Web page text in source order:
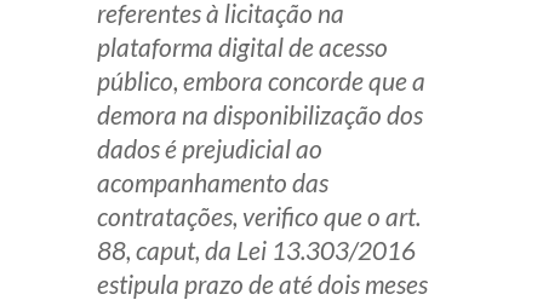
referentes à licitação na
plataforma digital de acesso
público, embora concorde que a
demora na disponibilização dos
dados é prejudicial ao
acompanhamento das
contratações, verifico que o art.
88, caput, da Lei 13.303/2016
estipula prazo de até dois meses